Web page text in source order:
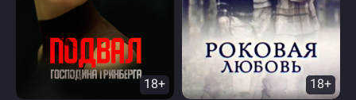
18+ 18+